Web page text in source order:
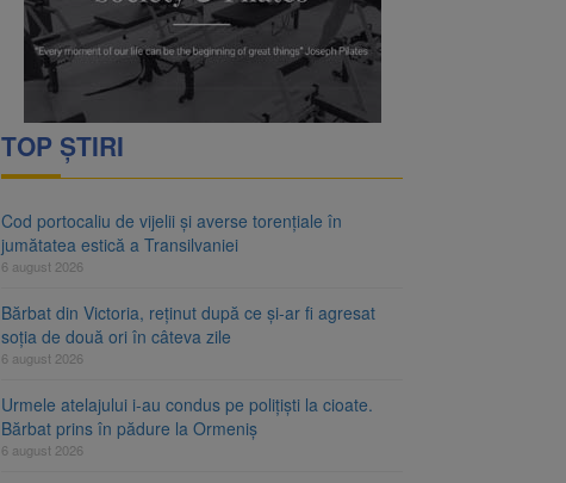
TOP ȘTIRI
Cod portocaliu de vijelii și averse torențiale în
jumătatea estică a Transilvaniei
6 august 2026
Bărbat din Victoria, reținut după ce și-ar fi agresat
soția de două ori în câteva zile
6 august 2026
Urmele atelajului i-au condus pe polițiști la cioate.
Bărbat prins în pădure la Ormeniș
6 august 2026